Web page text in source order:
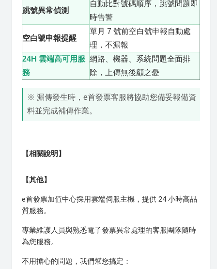
跳號異常偵測
自動比對號碼順序，跳號問題即
時告警
空白號申報提醒
單月 7 號前空白號申報自動處
理，不漏報
24H 雲端高可用服
務
網路、機器、系統問題全面排
除，上傳無後顧之憂
※ 漏傳發生時，e首發票客服將協助您備妥報備資
料並完成補傳作業。
【相關說明】
【其他】
e首發票加值中心採用雲端伺服主機，提供 24 小時高品
質服務。
專業維護人員與熟悉電子發票異常處理的客服團隊隨時
為您服務。
不用擔心的問題，我們幫您搞定：